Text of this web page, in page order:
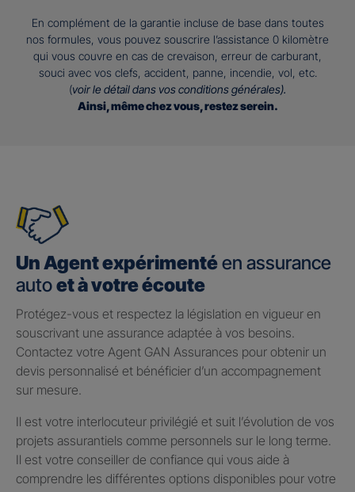
En complément de la garantie incluse de base dans toutes
nos formules, vous pouvez souscrire l’assistance 0 kilomètre
qui vous couvre en cas de crevaison, erreur de carburant,
souci avec vos clefs, accident, panne, incendie, vol, etc.
(voir le détail dans vos conditions générales).
Ainsi, même chez vous, restez serein.
Un Agent expérimentéen assurance
autoet à votre écoute
Protégez-vous et respectez la législation en vigueur en
souscrivant une assurance adaptée à vos besoins.
Contactez votre Agent GAN Assurances pour obtenir un
devis personnalisé et bénéficier d’un accompagnement
sur mesure.
Il est votre interlocuteur privilégié et suit l’évolution de vos
projets assurantiels comme personnels sur le long terme.
Il est votre conseiller de confiance qui vous aide à
comprendre les différentes options disponibles pour votre